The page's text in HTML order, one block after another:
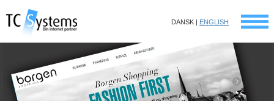
DANSK | ENGLISH